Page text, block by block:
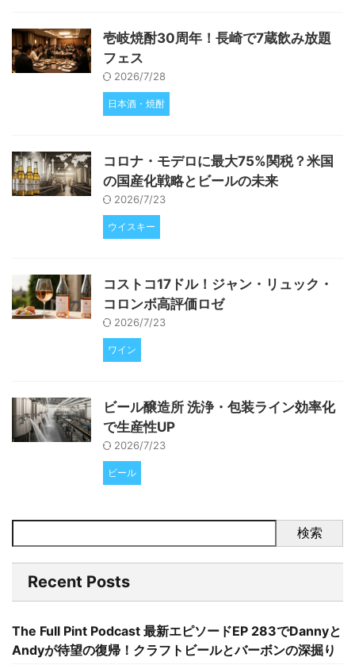
壱岐焼酎30周年！長崎で7蔵飲み放題
フェス
2026/7/28
日本酒・焼酎
コロナ・モデロに最大75%関税？米国
の国産化戦略とビールの未来
2026/7/23
ウイスキー
コストコ17ドル！ジャン・リュック・
コロンボ高評価ロゼ
2026/7/23
ワイン
ビール醸造所 洗浄・包装ライン効率化
で生産性UP
2026/7/23
ビール
検索
Recent Posts
The Full Pint Podcast 最新エピソードEP 283でDannyと
Andyが待望の復帰！クラフトビールとバーボンの深掘り